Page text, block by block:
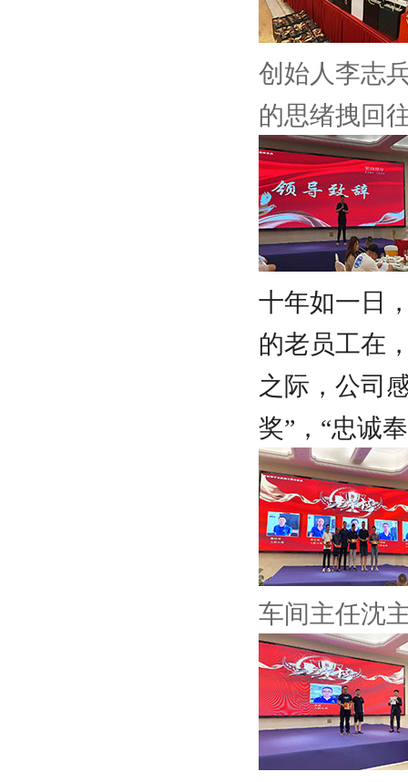
创始人李志
的思绪拽回
十年如一日
的老员工在
之际，公司
奖”，“忠诚
车间主任沈